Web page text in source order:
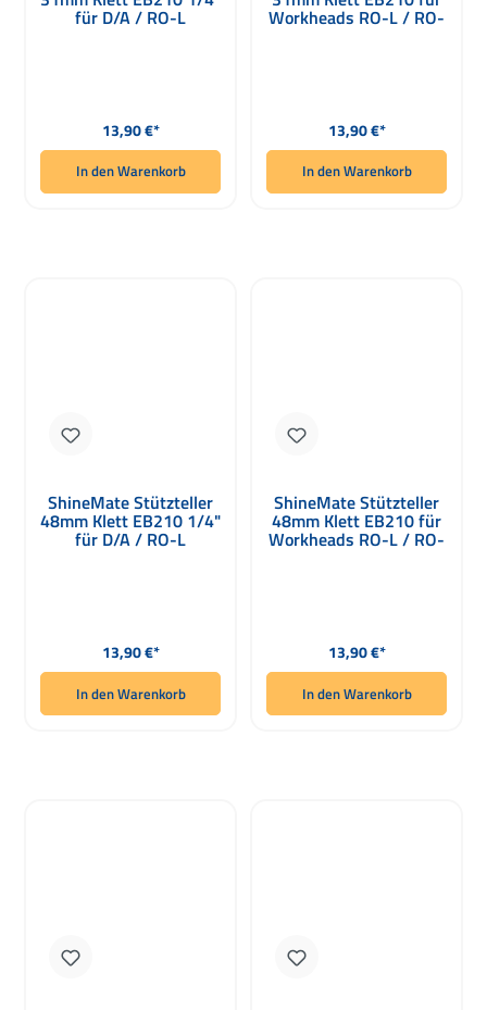
für D/A / RO-L
Regulärer Preis:
13,90 €*
In den Warenkorb
Workheads RO-L / RO-
Regulärer Preis:
13,90 €*
In den Warenkorb
ShineMate Stützteller
48mm Klett EB210 1/4"
für D/A / RO-L
Regulärer Preis:
13,90 €*
In den Warenkorb
ShineMate Stützteller
48mm Klett EB210 für
Workheads RO-L / RO-
Regulärer Preis:
13,90 €*
In den Warenkorb